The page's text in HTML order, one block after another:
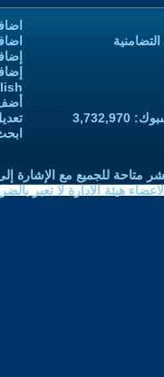
متاحة للجميع مع الإشارة
هيئة الادارة لا تعبر